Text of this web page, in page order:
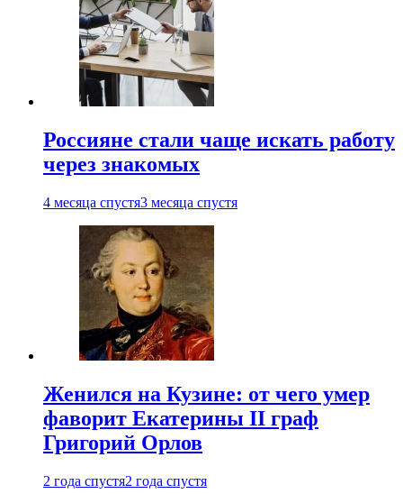
Россияне стали чаще искать работу
через знакомых
4 месяца спустя3 месяца спустя
Женился на Кузине: от чего умер
фаворит Екатерины II граф
Григорий Орлов
2 года спустя2 года спустя